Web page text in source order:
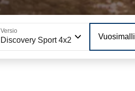
Versio
Discovery Sport 4x2 Vuosimalli